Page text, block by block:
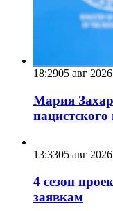
18:2905 авг 2026
Мария
13:3305 авг 2026
4 сезон
заявкам